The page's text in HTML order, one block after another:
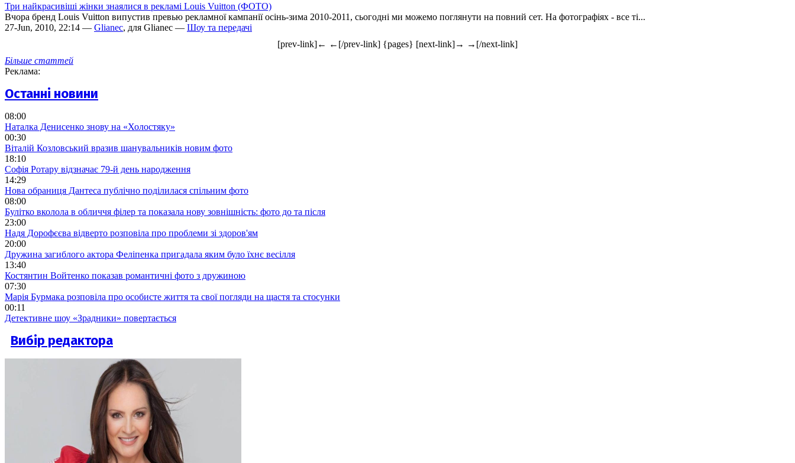
Три найкрасивіші жінки знаялися в рекламі Louis Vuitton (ФОТО)
Вчора бренд Louis Vuitton випустив превью рекламної кампанії осінь-зима 2010-2011, сьогодні ми можемо поглянути на повний сет. На фотографіях - все ті...
27-Jun, 2010, 22:14 — Glianec, для Glianec — Шоу та передачі
[prev-link]← ←[/prev-link] {pages} [next-link]→ →[/next-link]
Більше статтей
Реклама:
Останні новини
08:00
Наталка Денисенко знову на «Холостяку»
00:30
Віталій Козловський вразив шанувальників новим фото
18:10
Софія Ротару відзначає 79-й день народження
14:29
Нова обраниця Дантеса публічно поділилася спільним фото
08:00
Булітко вколола в обличчя філер та показала нову зовнішність: фото до та після
23:00
Надя Дорофєєва відверто розповіла про проблеми зі здоров'ям
20:00
Дружина загиблого актора Феліпенка пригадала яким було їхнє весілля
13:40
Костянтин Войтенко показав романтичні фото з дружиною
07:30
Марія Бурмака розповіла про особисте життя та свої погляди на щастя та стосунки
00:11
Детективне шоу «Зрадники» повертається
Вибір редактора